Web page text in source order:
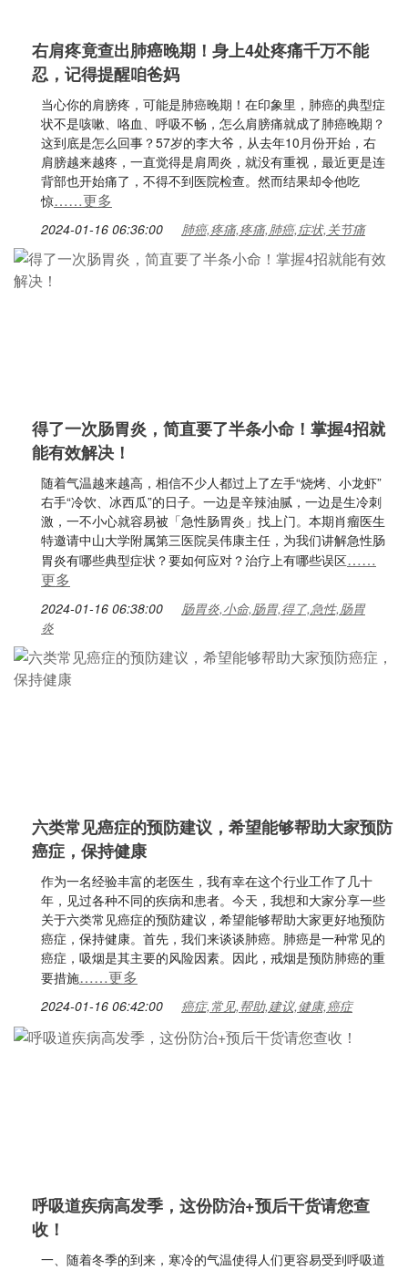
右肩疼竟查出肺癌晚期！身上4处疼痛千万不能
忍，记得提醒咱爸妈
当心你的肩膀疼，可能是肺癌晚期！在印象里，肺癌的典型症
状不是咳嗽、咯血、呼吸不畅，怎么肩膀痛就成了肺癌晚期？
这到底是怎么回事？57岁的李大爷，从去年10月份开始，右
肩膀越来越疼，一直觉得是肩周炎，就没有重视，最近更是连
背部也开始痛了，不得不到医院检查。然而结果却令他吃
惊……更多
2024-01-16 06:36:00 肺癌,疼痛,疼痛,肺癌,症状,关节痛
得了一次肠胃炎，简直要了半条小命！掌握4招就
能有效解决！
随着气温越来越高，相信不少人都过上了左手“烧烤、小龙虾”
右手“冷饮、冰西瓜”的日子。一边是辛辣油腻，一边是生冷刺
激，一不小心就容易被「急性肠胃炎」找上门。本期肖瘤医生
特邀请中山大学附属第三医院吴伟康主任，为我们讲解急性肠
胃炎有哪些典型症状？要如何应对？治疗上有哪些误区……
更多
2024-01-16 06:38:00
肠胃炎,小命,肠胃,得了,急性,肠胃
炎
六类常见癌症的预防建议，希望能够帮助大家预防
癌症，保持健康
作为一名经验丰富的老医生，我有幸在这个行业工作了几十
年，见过各种不同的疾病和患者。今天，我想和大家分享一些
关于六类常见癌症的预防建议，希望能够帮助大家更好地预防
癌症，保持健康。首先，我们来谈谈肺癌。肺癌是一种常见的
癌症，吸烟是其主要的风险因素。因此，戒烟是预防肺癌的重
要措施……更多
2024-01-16 06:42:00 癌症,常见,帮助,建议,健康,癌症
呼吸道疾病高发季，这份防治+预后干货请您查
收！
一、随着冬季的到来，寒冷的气温使得人们更容易受到呼吸道